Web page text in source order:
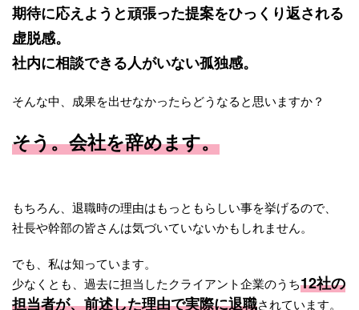
期待に応えようと頑張った提案をひっくり返される
虚脱感。
社内に相談できる人がいない孤独感。
そんな中、成果を出せなかったらどうなると思いますか？
そう。会社を辞めます。
もちろん、退職時の理由はもっともらしい事を挙げるので、
社長や幹部の皆さんは気づいていないかもしれません。
でも、私は知っています。
少なくとも、過去に担当したクライアント企業のうち12社の
担当者が、前述した理由で実際に退職されています。